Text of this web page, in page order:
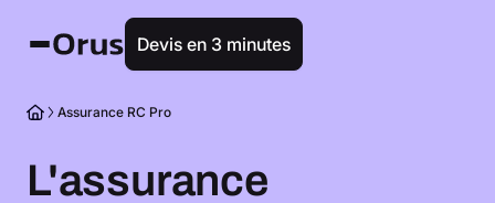
Devis en 3 minutes
Assurance RC Pro
L'assurance